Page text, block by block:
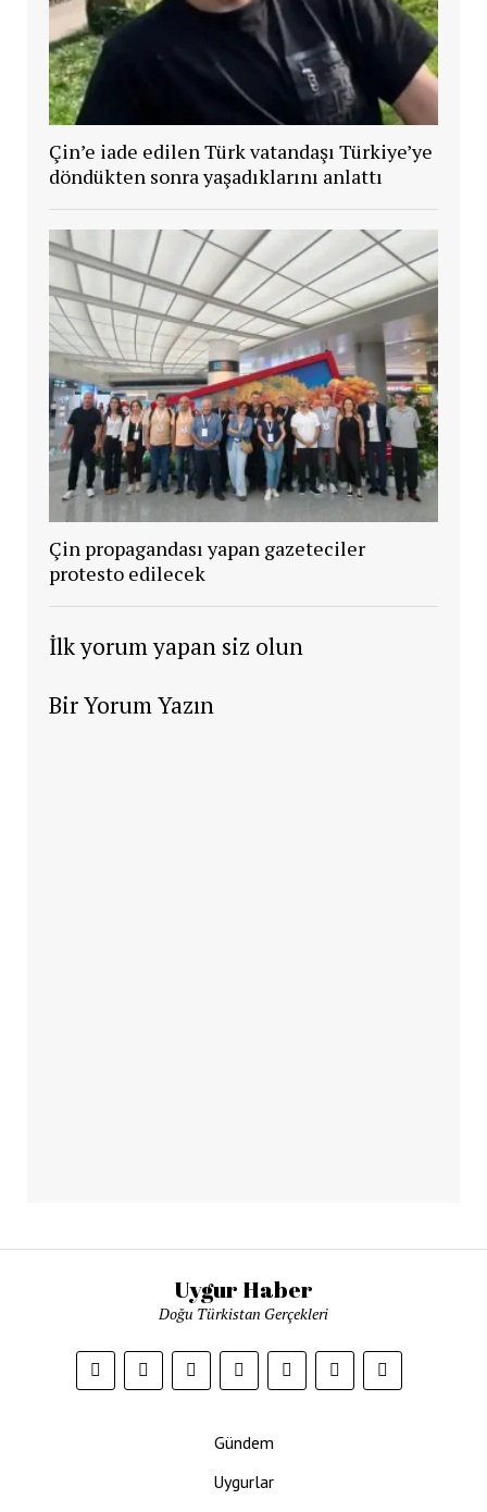
Çin’e iade edilen Türk vatandaşı Türkiye’ye
döndükten sonra yaşadıklarını anlattı
Çin propagandası yapan gazeteciler
protesto edilecek
İlk yorum yapan siz olun
Bir Yorum Yazın
Uygur Haber
Doğu Türkistan Gerçekleri
Gündem
Uygurlar